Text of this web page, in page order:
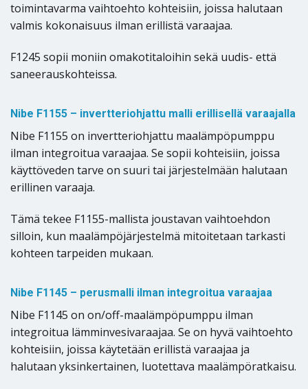
toimintavarma vaihtoehto kohteisiin, joissa halutaan
valmis kokonaisuus ilman erillistä varaajaa.
F1245 sopii moniin omakotitaloihin sekä uudis- että
saneerauskohteissa.
Nibe F1155 – invertteriohjattu malli erillisellä varaajalla
Nibe F1155 on invertteriohjattu maalämpöpumppu
ilman integroitua varaajaa. Se sopii kohteisiin, joissa
käyttöveden tarve on suuri tai järjestelmään halutaan
erillinen varaaja.
Tämä tekee F1155-mallista joustavan vaihtoehdon
silloin, kun maalämpöjärjestelmä mitoitetaan tarkasti
kohteen tarpeiden mukaan.
Nibe F1145 – perusmalli ilman integroitua varaajaa
Nibe F1145 on on/off-maalämpöpumppu ilman
integroitua lämminvesivaraajaa. Se on hyvä vaihtoehto
kohteisiin, joissa käytetään erillistä varaajaa ja
halutaan yksinkertainen, luotettava maalämpöratkaisu.